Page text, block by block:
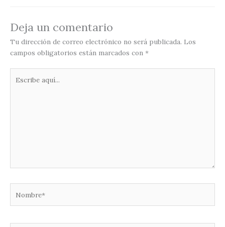
Deja un comentario
Tu dirección de correo electrónico no será publicada. Los
campos obligatorios están marcados con *
aquí...